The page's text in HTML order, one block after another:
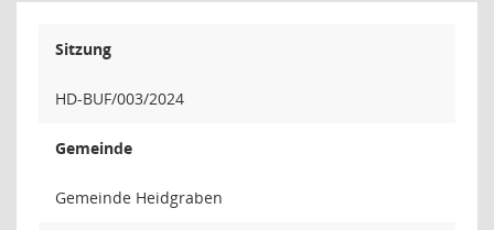
Sitzung
HD-BUF/003/2024
Gemeinde
Gemeinde Heidgraben